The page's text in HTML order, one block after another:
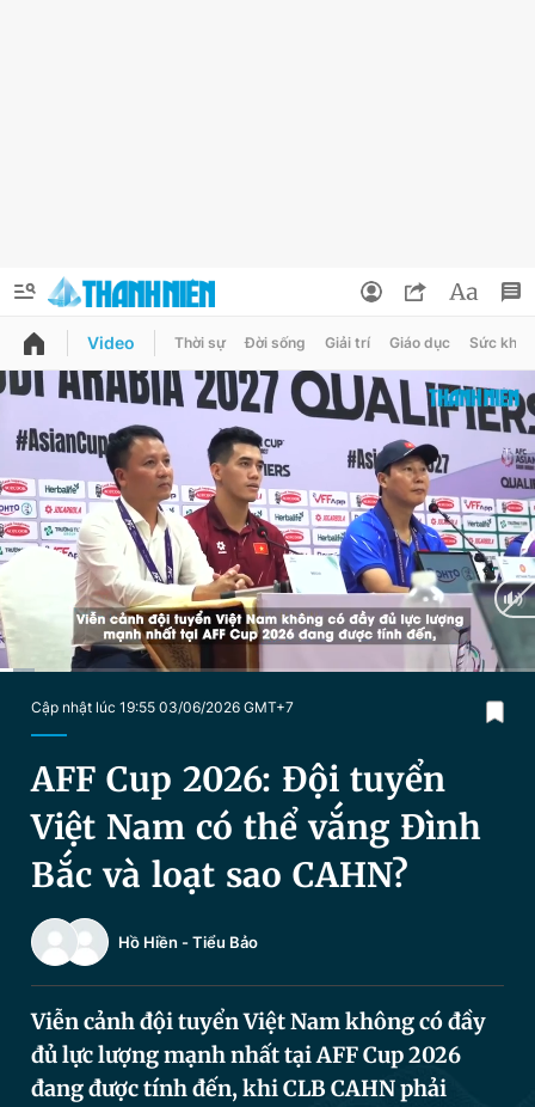
QUẢNG CÁO
Chuyên mục
Chuyên mục khác
Chào ngày mới Tin 24h
Video Magazine
Sản phẩm khác
Thông tin tòa soạn
Thông tin tài khoản
Đổi mật khẩu
Tin đã lưu
Tin đã xem
Đăng xuất
Video Thời sự Đời sống Giải trí Giáo dục Sức khỏe
Cập nhật lúc 19:55 03/06/2026 GMT+7
AFF Cup 2026: Đội tuyển
Việt Nam có thể vắng Đình
Bắc và loạt sao CAHN?
Hồ Hiền -Tiểu Bảo
Viễn cảnh đội tuyển Việt Nam không có đầy
đủ lực lượng mạnh nhất tại AFF Cup 2026
đang được tính đến, khi CLB CAHN phải